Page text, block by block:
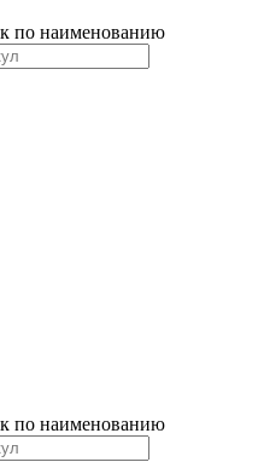
по наименованию
по наименованию